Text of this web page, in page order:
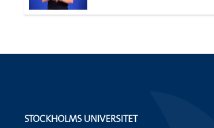
STOCKHOLMS UNIVERSITET